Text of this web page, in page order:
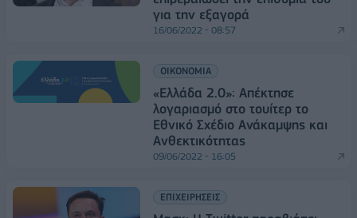
για την εξαγορά
16/06/2022 - 08:57
ΟΙΚΟΝΟΜΙΑ
«Ελλάδα 2.0»: Απέκτησε
λογαριασμό στο τουίτερ το
Εθνικό Σχέδιο Ανάκαμψης και
Ανθεκτικότητας
09/06/2022 - 16:05
ΕΠΙΧΕΙΡΗΣΕΙΣ